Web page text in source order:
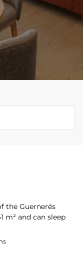
the Guernerés
m² and can sleep